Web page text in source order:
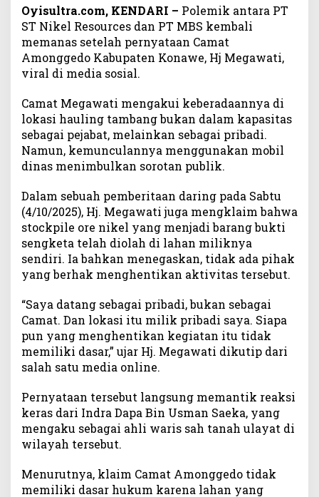
a
n
r
i
d
i
d
i
A
e
a
a
m
b
a
g
,
A
h
l
W
r
i
a
n
Oyisultra.com, KENDARI – Polemik antara PT
ST Nikel Resources dan PT MBS kembali
memanas setelah pernyataan Camat
Amonggedo Kabupaten Konawe, Hj Megawati,
viral di media sosial.
Camat Megawati mengakui keberadaannya di
lokasi hauling tambang bukan dalam kapasitas
sebagai pejabat, melainkan sebagai pribadi.
Namun, kemunculannya menggunakan mobil
dinas menimbulkan sorotan publik.
Dalam sebuah pemberitaan daring pada Sabtu
(4/10/2025), Hj. Megawati juga mengklaim bahwa
stockpile ore nikel yang menjadi barang bukti
sengketa telah diolah di lahan miliknya
sendiri. Ia bahkan menegaskan, tidak ada pihak
yang berhak menghentikan aktivitas tersebut.
“Saya datang sebagai pribadi, bukan sebagai
Camat. Dan lokasi itu milik pribadi saya. Siapa
pun yang menghentikan kegiatan itu tidak
memiliki dasar,” ujar Hj. Megawati dikutip dari
salah satu media online.
Pernyataan tersebut langsung memantik reaksi
keras dari Indra Dapa Bin Usman Saeka, yang
mengaku sebagai ahli waris sah tanah ulayat di
wilayah tersebut.
Menurutnya, klaim Camat Amonggedo tidak
memiliki dasar hukum karena lahan yang